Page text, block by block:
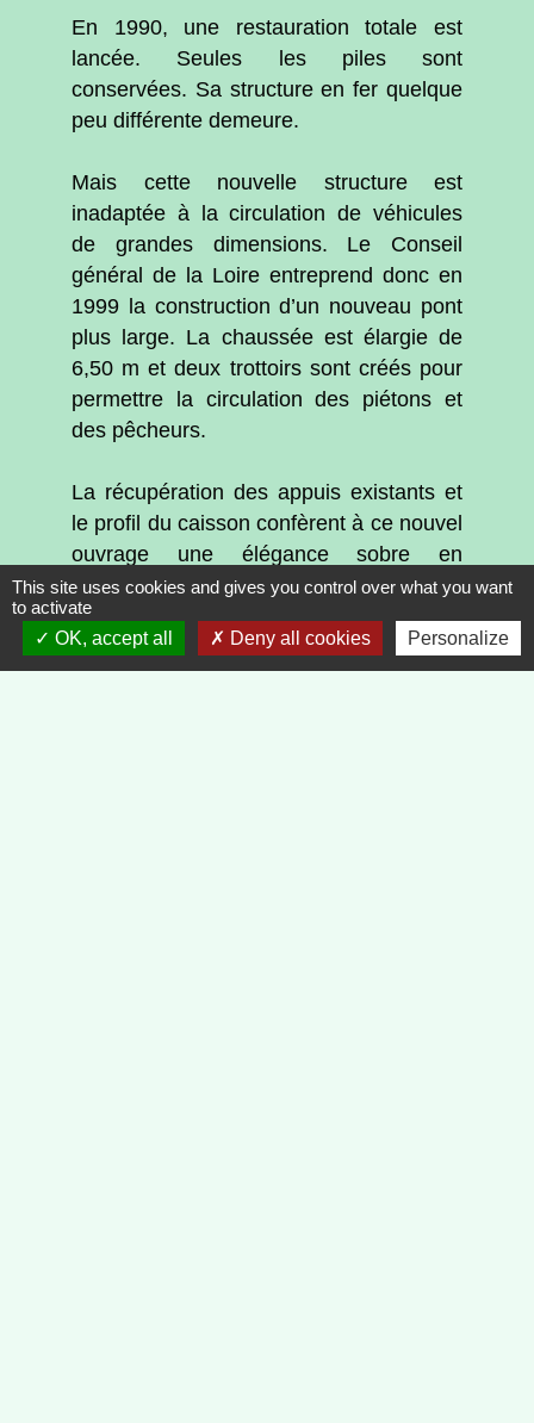
En 1990, une restauration totale est
lancée. Seules les piles sont
conservées. Sa structure en fer quelque
peu différente demeure.
Mais cette nouvelle structure est
inadaptée à la circulation de véhicules
de grandes dimensions. Le Conseil
général de la Loire entreprend donc en
1999 la construction d’un nouveau pont
plus large. La chaussée est élargie de
6,50 m et deux trottoirs sont créés pour
permettre la circulation des piétons et
des pêcheurs.
La récupération des appuis existants et
le profil du caisson confèrent à ce nouvel
ouvrage une élégance sobre en
harmonie avec le fleuve.
This site uses cookies and gives you control over what you want
to activate
OK, accept all
Deny all cookies Personalize